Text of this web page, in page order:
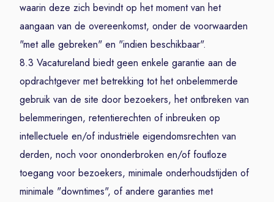
waarin deze zich bevindt op het moment van het
aangaan van de overeenkomst, onder de voorwaarden
"met alle gebreken" en "indien beschikbaar".
8.3 Vacatureland biedt geen enkele garantie aan de
opdrachtgever met betrekking tot het onbelemmerde
gebruik van de site door bezoekers, het ontbreken van
belemmeringen, retentierechten of inbreuken op
intellectuele en/of industriële eigendomsrechten van
derden, noch voor ononderbroken en/of foutloze
toegang voor bezoekers, minimale onderhoudstijden of
minimale "downtimes", of andere garanties met